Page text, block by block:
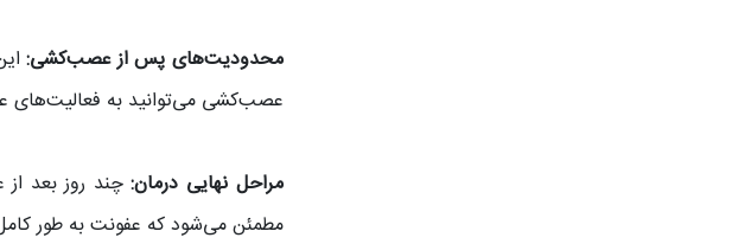
محدودیت‌های پس از عصب‌کشی:
عصب‌کشی می‌توانید به فعالیت‌های
مراحل نهایی درمان:چند روز بعد
مطمئن می‌شود که عفونت به‌ طور